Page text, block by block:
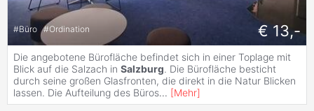
#Büro #Ordination € 13,-
Die angebotene Bürofläche befindet sich in einer Toplage mit
Blick auf die Salzach in Salzburg. Die Bürofläche besticht
durch seine großen Glasfronten, die direkt in die Natur Blicken
lassen. Die Aufteilung des Büros... [Mehr]